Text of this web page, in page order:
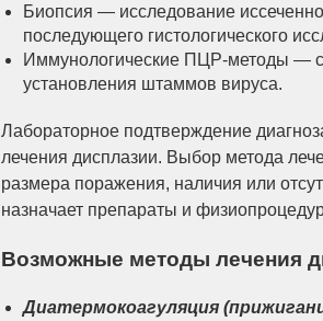
Биопсия — исследование
последующего гистологического
Иммунологические ПЦР-методы —
установления штаммов вируса.
Лабораторное подтверждение
лечения дисплазии. Выбор метода
размера поражения, наличия или
назначает препараты и
Возможные методы лечения
Диатермокоагуляция